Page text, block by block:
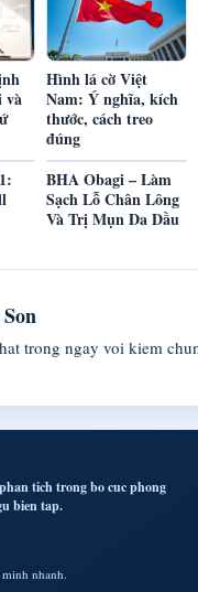
và
Hình lá cờ Việt
Nam: Ý nghĩa, kích
thước, cách treo
đúng
BHA Obagi – Làm
Sạch Lỗ Chân Lông
Và Trị Mụn Da Dầu
trong ngay voi kiem
tich trong bo cuc phong
bien tap.
nhanh.